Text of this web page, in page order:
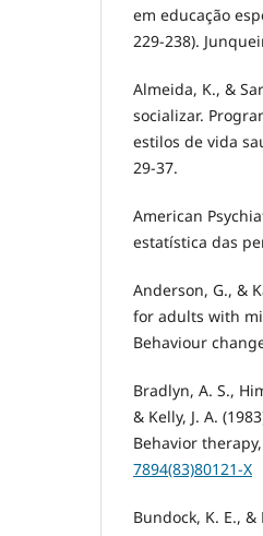
em educação
229-238).
Almeida, K., &
socializar.
estilos de vida
29-37.
American
estatística das
Anderson, G., &
for adults with
Behaviour
Bradlyn, A. S.,
& Kelly, J. A.
Behavior
7894(83)80121-X
Bundock, K. E.,